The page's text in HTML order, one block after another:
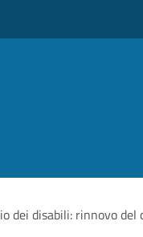
dei disabili: rinnovo